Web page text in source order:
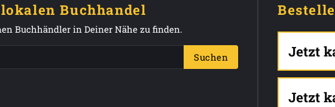
Buchhandel
Buchhändler in Deiner Nähe zu finden.
Suchen Jetzt
Jetzt